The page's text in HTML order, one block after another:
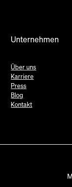
Unternehmen
Über uns
Karriere
Press
Blog
Kontakt